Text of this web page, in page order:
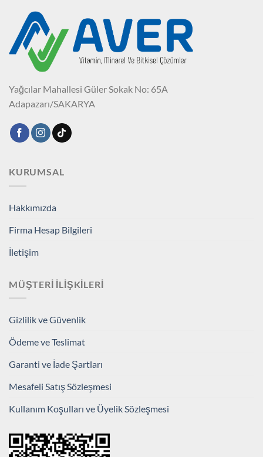
Yağcılar Mahallesi Güler Sokak No: 65A
Adapazarı/SAKARYA
KURUMSAL
Hakkımızda
Firma Hesap Bilgileri
İletişim
MÜŞTERI İLIŞKILERI
Gizlilik ve Güvenlik
Ödeme ve Teslimat
Garanti ve İade Şartları
Mesafeli Satış Sözleşmesi
Kullanım Koşulları ve Üyelik Sözleşmesi